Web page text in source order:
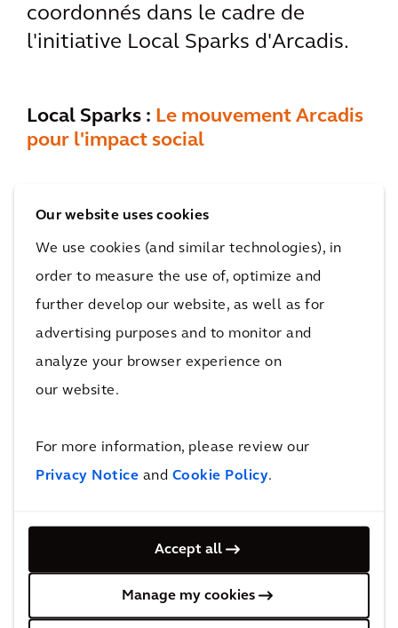
Our website uses cookies
We use cookies (and similar technologies), in
order to measure the use of, optimize and
further develop our website, as well as for
advertising purposes and to monitor and
analyze your browser experience on
our website.
For more information, please review our
Privacy Notice and Cookie Policy.
Accept all
Manage my cookies
coordonnés dans le cadre de
l'initiative Local Sparks d'Arcadis.
Local Sparks : Le mouvement Arcadis
pour l'impact social
aider les personnes dans le besoin aux efforts
à plus long terme de conseil technique et de
mentorat. Par exemple, à Hong Kong, nous
collectons les excédents de pain des
boulangeries et les distribuons à des
organisations caritatives locales. Au Brésil,
potable aux habitants d'une zone rurale. À
New York, nous encadrons des étudiants en
Le principal objectif du programme Local
Sparks est d'inciter tous les Arcadiens et